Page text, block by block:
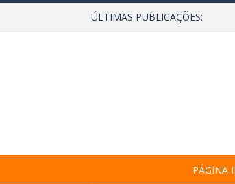
ÚLTIMAS PUBLICAÇÕES:
PÁGINA